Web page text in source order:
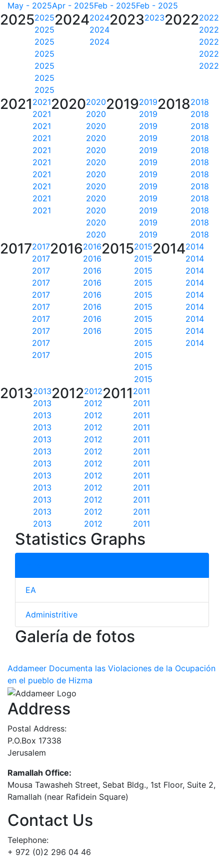
May - 2025Apr - 2025Feb - 2025Feb - 2025
20252025
2025
2025
2025
2025
2025
2025
20242024
2024
2024
2023202320222022
2022
2022
2022
2022
2021 2021
2021
2021
2021
2021
2021
2021
2021
2021
2021
20202020
2020
2020
2020
2020
2020
2020
2020
2020
2020
2020
2020
20192019
2019
2019
2019
2019
2019
2019
2019
2019
2019
2019
2019
20182018
2018
2018
2018
2018
2018
2018
2018
2018
2018
2018
2018
20172017
2017
2017
2017
2017
2017
2017
2017
2017
2017
20162016
2016
2016
2016
2016
2016
2016
2016
20152015
2015
2015
2015
2015
2015
2015
2015
2015
2015
2015
2015
20142014
2014
2014
2014
2014
2014
2014
2014
2014
20132013
2013
2013
2013
2013
2013
2013
2013
2013
2013
2013
2013
20122012
2012
2012
2012
2012
2012
2012
2012
2012
2012
2012
2012
2011 2011
2011
2011
2011
2011
2011
2011
2011
2011
2011
2011
2011
Statistics Graphs
EA
Administritive
Galería de fotos
Addameer Documenta las Violaciones de la Ocupación
en el pueblo de Hizma
Address
Postal Address:
P.O.Box 17338
Jerusalem
Ramallah Office:
Mousa Tawasheh Street, Sebat Bldg., 1st Floor, Suite 2,
Ramallah (near Rafidein Square)
Contact Us
Telephone:
+ 972 (0)2 296 04 46